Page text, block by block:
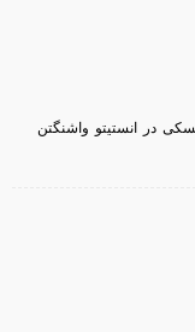
در انستیتو واشنگتن